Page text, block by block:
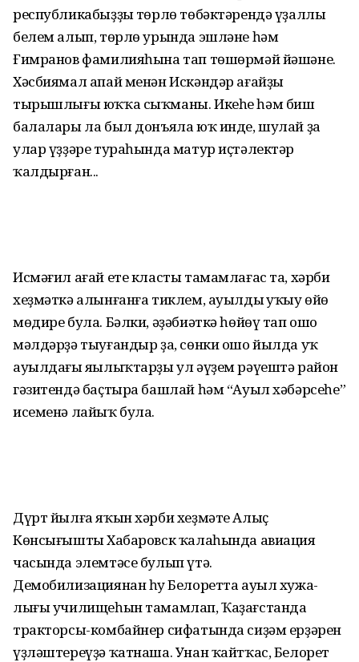
республикабыҙҙың төрлө төбәктә­рендә үҙаллы
белем алып, төрлө урында эшләне һәм
Ғимранов фамилияһына тап төшөрмәй йәшәне.
Хәсбиямал апай менән Искәндәр ағайҙың
тырышлығы юҡҡа сыҡманы. Икеһе һәм биш
балалары ла был донъяла юҡ инде, шулай ҙа
улар үҙҙәре тураһында матур иҫтәлектәр
ҡалдырған...
Исмәғил ағай ете класты тамамлағас та, хәрби
хеҙмәткә алынғанға тиклем, ауылдың уҡыу өйө
мөдире була. Бәлки, әҙәбиәткә һөйөү тап ошо
мәлдәрҙә тыу­ғандыр ҙа, сөнки ошо йылда уҡ
ауылдағы яңылыҡтарҙы ул әүҙем рәүештә район
гәзитендә баҫтыра башлай һәм “Ауыл хәбәрсеһе”
исеменә лайыҡ була.
Дүрт йылға яҡын хәрби хеҙмәте Алыҫ
Көнсығыштың Хабаровск ҡалаһында авиация
часында элемтәсе булып үтә.
Демобилизациянан һуң Белоретта ауыл хужа­
лығы училищеһын тамамлап, Ҡаҙағстанда
тракторсы-комбайнер сифатында сиҙәм ерҙәрен
үҙләштереүҙә ҡатнаша. Унан ҡайтҡас, Белорет